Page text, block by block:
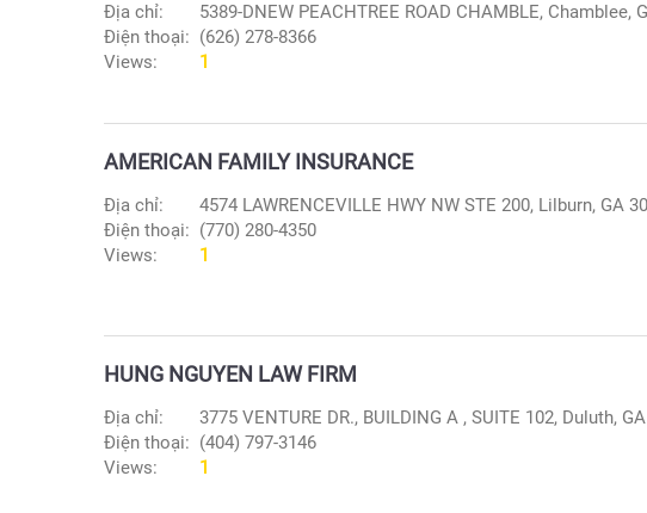
Địa chỉ:
5389-DNEW PEACHTREE ROAD CHAMBLE, Chamblee,
Điện thoại: (626) 278-8366
Views:
1
AMERICAN FAMILY INSURANCE
Địa chỉ:
4574 LAWRENCEVILLE HWY NW STE 200, Lilburn, GA
Điện thoại: (770) 280-4350
Views:
1
HUNG NGUYEN LAW FIRM
Địa chỉ:
3775 VENTURE DR., BUILDING A , SUITE 102, Duluth,
Điện thoại: (404) 797-3146
Views:
1